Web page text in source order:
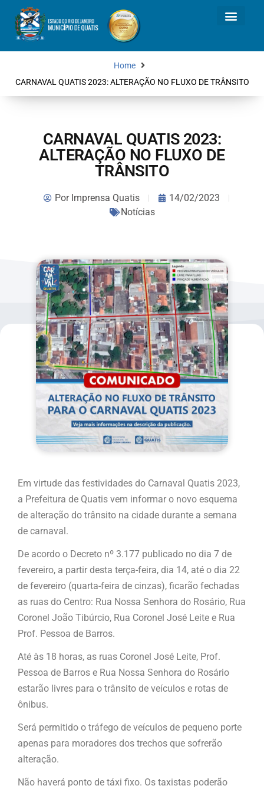
Home
CARNAVAL QUATIS 2023: ALTERAÇÃO NO FLUXO DE TRÂNSITO
CARNAVAL QUATIS 2023:
ALTERAÇÃO NO FLUXO DE
TRÂNSITO
PorImprensa Quatis
14/02/2023
Notícias
Em virtude das festividades do Carnaval Quatis 2023,
a Prefeitura de Quatis vem informar o novo esquema
de alteração do trânsito na cidade durante a semana
de carnaval.
De acordo o Decreto nº 3.177 publicado no dia 7 de
fevereiro, a partir desta terça-feira, dia 14, até o dia 22
de fevereiro (quarta-feira de cinzas), ficarão fechadas
as ruas do Centro: Rua Nossa Senhora do Rosário, Rua
Coronel João Tibúrcio, Rua Coronel José Leite e Rua
Prof. Pessoa de Barros.
Até às 18 horas, as ruas Coronel José Leite, Prof.
Pessoa de Barros e Rua Nossa Senhora do Rosário
estarão livres para o trânsito de veículos e rotas de
ônibus.
Será permitido o tráfego de veículos de pequeno porte
apenas para moradores dos trechos que sofrerão
alteração.
Não haverá ponto de táxi fixo. Os taxistas poderão